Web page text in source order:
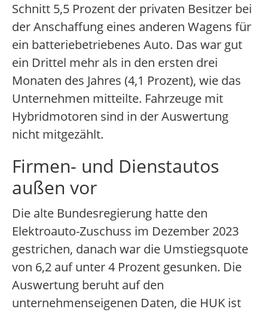
Schnitt 5,5 Prozent der privaten Besitzer bei
der Anschaffung eines anderen Wagens für
ein batteriebetriebenes Auto. Das war gut
ein Drittel mehr als in den ersten drei
Monaten des Jahres (4,1 Prozent), wie das
Unternehmen mitteilte. Fahrzeuge mit
Hybridmotoren sind in der Auswertung
nicht mitgezählt.
Firmen- und Dienstautos
außen vor
Die alte Bundesregierung hatte den
Elektroauto-Zuschuss im Dezember 2023
gestrichen, danach war die Umstiegsquote
von 6,2 auf unter 4 Prozent gesunken. Die
Auswertung beruht auf den
unternehmenseigenen Daten, die HUK ist